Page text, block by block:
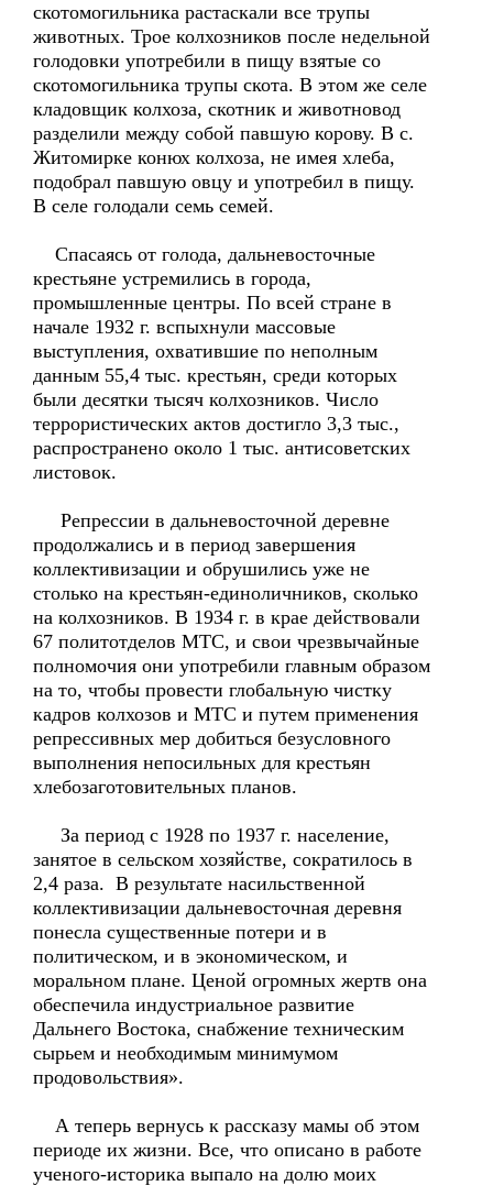
скотомогильника растаскали все трупы
животных. Трое колхозников после недельной
голодовки употребили в пищу взятые со
скотомогильника трупы скота. В этом же селе
кладовщик колхоза, скотник и животновод
разделили между собой павшую корову. В с.
Житомирке конюх колхоза, не имея хлеба,
подобрал павшую овцу и употребил в пищу.
В селе голодали семь семей.
Спасаясь от голода, дальневосточные
крестьяне устремились в города,
промышленные центры. По всей стране в
начале 1932 г. вспыхнули массовые
выступления, охватившие по неполным
данным 55,4 тыс. крестьян, среди которых
были десятки тысяч колхозников. Число
террористических актов достигло 3,3 тыс.,
распространено около 1 тыс. антисоветских
листовок.
Репрессии в дальневосточной деревне
продолжались и в период завершения
коллективизации и обрушились уже не
столько на крестьян-единоличников, сколько
на колхозников. В 1934 г. в крае действовали
67 политотделов МТС, и свои чрезвычайные
полномочия они употребили главным образом
на то, чтобы провести глобальную чистку
кадров колхозов и МТС и путем применения
репрессивных мер добиться безусловного
выполнения непосильных для крестьян
хлебозаготовительных планов.
За период с 1928 по 1937 г. население,
занятое в сельском хозяйстве, сократилось в
2,4 раза. В результате насильственной
коллективизации дальневосточная деревня
понесла существенные потери и в
политическом, и в экономическом, и
моральном плане. Ценой огромных жертв она
обеспечила индустриальное развитие
Дальнего Востока, снабжение техническим
сырьем и необходимым минимумом
продовольствия».
А теперь вернусь к рассказу мамы об этом
периоде их жизни. Все, что описано в работе
ученого-историка выпало на долю моих